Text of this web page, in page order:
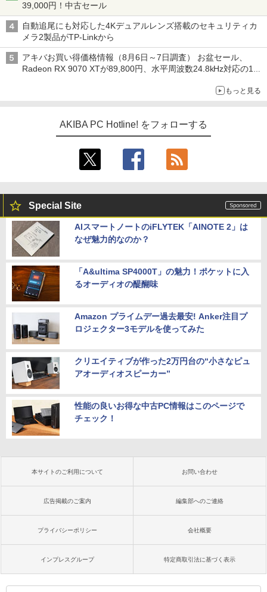
39,000円！中古セール
自動追尾にも対応した4Kデュアルレンズ搭載のセキュリティカ
メラ2製品がTP-Linkから
アキバお買い得価格情報（8月6日～7日調査） お盆セール、
Radeon RX 9070 XTが89,800円、水平周波数24.8kHz対応の17
もっと見る
AKIBA PC Hotline! をフォローする
Special Site
AIスマートノートのiFLYTEK「AINOTE 2」は
なぜ魅力的なのか？
「A&ultima SP4000T」の魅力！ポケットに入
るオーディオの醍醐味
Amazon プライムデー過去最安! Anker注目プ
ロジェクター3モデルを使ってみた
クリエイティブが作った2万円台の“小さなピュ
アオーディオスピーカー”
性能の良いお得な中古PC情報はこのページで
チェック！
本サイトのご利用について お問い合わせ
広告掲載のご案内 編集部へのご連絡
プライバシーポリシー 会社概要
インプレスグループ 特定商取引法に基づく表示